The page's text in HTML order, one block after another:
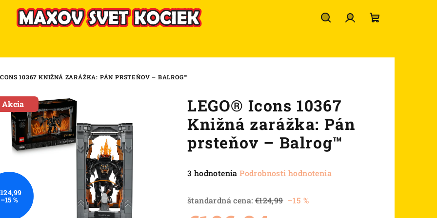
košík
10367 KNIŽNÁ ZARÁŽKA: PÁN PRSTEŇOV – BALROG™
LEGO® Icons 10367
Knižná zarážka: Pán
prsteňov – Balrog™
Priemerné
produktu
3 hodnotenia Podrobnosti hodnotenia
štandardná cena: €124,99 –15 %
Akcia
–15 %